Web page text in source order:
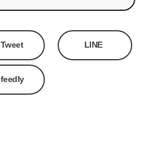
Tweet LINE
feedly